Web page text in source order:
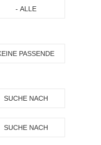
- ALLE
PASSENDE
SUCHE NACH
ORT
SUCHE NACH